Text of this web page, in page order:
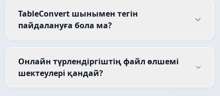
TableConvert шынымен тегін
пайдалануға бола ма?
Онлайн түрлендіргіштің файл өлшемі
шектеулері қандай?